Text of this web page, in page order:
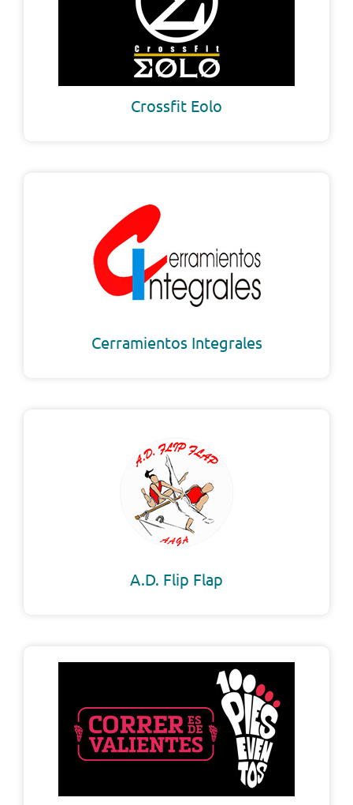
Crossfit Eolo
Cerramientos Integrales
A.D. Flip Flap